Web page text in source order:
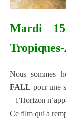
Mardi
Nous sommes
FALL pour une
– l’Horizon
Ce film qui a